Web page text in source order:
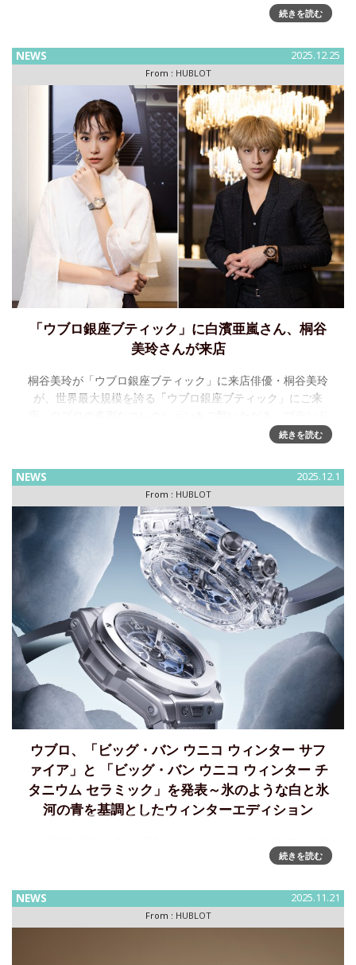
催ウブロは、2026年1月7日(水)～3月16日(月)まで、阪急メン
続きを読む
NEWS 2025.12.25
From : HUBLOT
「ウブロ銀座ブティック」に白濱亜嵐さん、桐谷
美玲さんが来店
桐谷美玲が「ウブロ銀座ブティック」に来店俳優・桐谷美玲
が、世界最大規模を誇る「ウブロ銀座ブティック」にご来
を象徴する「ビッグ・バン」と「クラッシック・フュージョ
続きを読む
NEWS 2025.12.1
From : HUBLOT
ウブロ、「ビッグ・バン ウニコ ウィンター サフ
ァイア」と 「ビッグ・バン ウニコ ウィンター チ
タニウム セラミック」を発表～氷のような白と氷
河の青を基調としたウィンターエディション
ー サファイア」と 「ビッグ・バン ウニコ ウィンター チタニ
ン ウニコ ウィンター サファイア」と「ビッグ・バン
続きを読む
NEWS 2025.11.21
From : HUBLOT